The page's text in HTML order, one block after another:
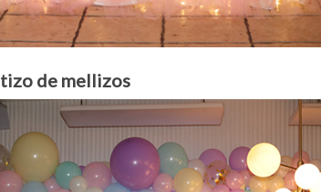
de mellizos